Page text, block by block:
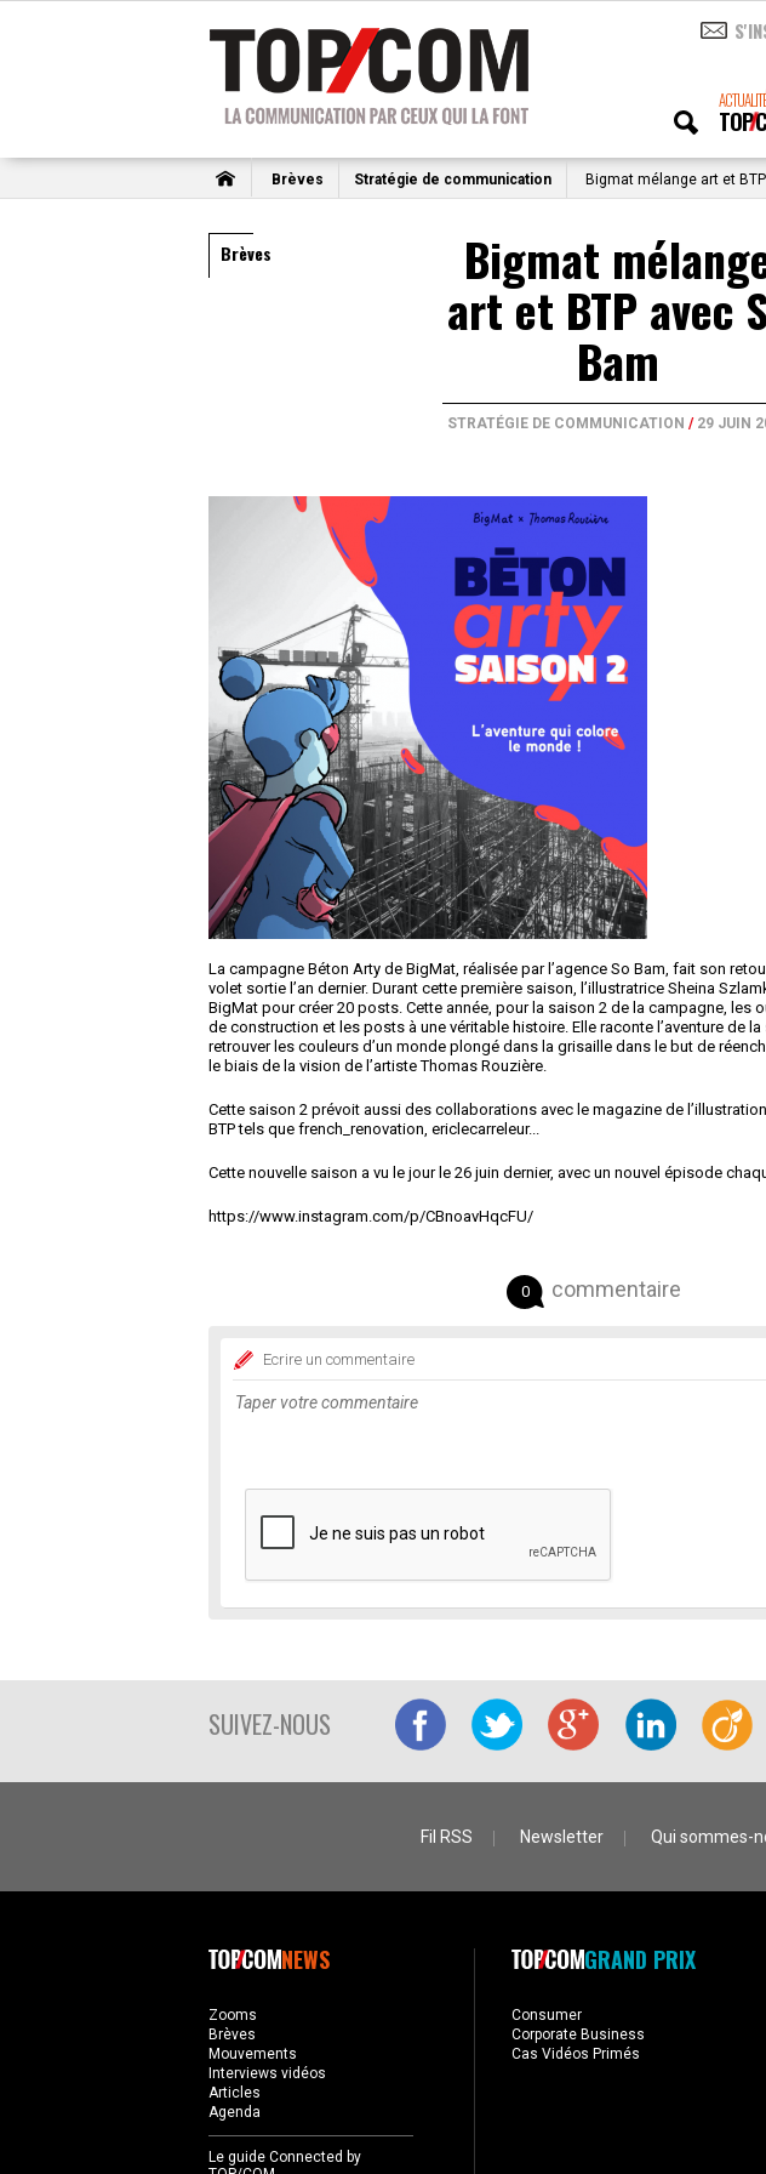
TOP
Brèves Stratégie de communication Bigmat mélange art et
Brèves Bigmat
art et BTP avec
Bam
STRATÉGIE DE COMMUNICATION / 29 JUIN
La campagne Béton Arty de BigMat, réalisée par l’agence So Bam, fait son
volet sortie l’an dernier. Durant cette première saison, l’illustratrice Sheina
BigMat pour créer 20 posts. Cette année, pour la saison 2 de la campagne, les
de construction et les posts à une véritable histoire. Elle raconte l’aventure de
retrouver les couleurs d’un monde plongé dans la grisaille dans le but de
le biais de la vision de l’artiste Thomas Rouzière.
Cette saison 2 prévoit aussi des collaborations avec le magazine de
BTP tels que french_renovation, ericlecarreleur...
Cette nouvelle saison a vu le jour le 26 juin dernier, avec un nouvel épisode
https://www.instagram.com/p/CBnoavHqcFU/
0 commentaire
Ecrire un commentaire
SUIVEZ-NOUS
Fil RSS Newsletter Qui sommes-
NEWS
Zooms
Brèves
Mouvements
Interviews vidéos
Articles
Agenda
Le guide Connected by
GRAND PRIX
Consumer
Corporate Business
Cas Vidéos Primés